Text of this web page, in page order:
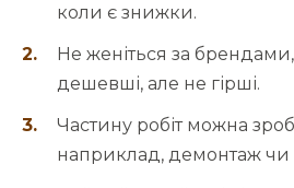
коли є знижки.
Не женіться за
дешевші, але не гірші.
Частину робіт можна
наприклад, демонтаж чи